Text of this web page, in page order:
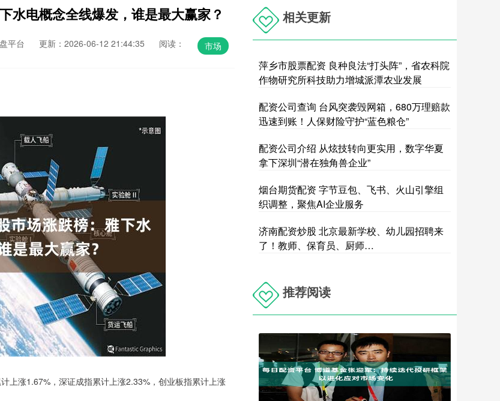
水电概念全线爆发，谁是最大赢家？
市场
平台 更新：2026-06-12 21:44:35
阅读：
上涨1.67%，深证成指累计上涨2.33%，创业板指累计上涨
相关更新
萍乡市股票配资 良种良法“打头阵”，省农科院
作物研究所科技助力增城派潭农业发展
配资公司查询 台风突袭毁网箱，680万理赔款
迅速到账！人保财险守护“蓝色粮仓”
配资公司介绍 从炫技转向更实用，数字华夏
拿下深圳“潜在独角兽企业”
烟台期货配资 字节豆包、飞书、火山引擎组
织调整，聚焦AI企业服务
济南配资炒股 北京最新学校、幼儿园招聘来
了！教师、保育员、厨师…
推荐阅读